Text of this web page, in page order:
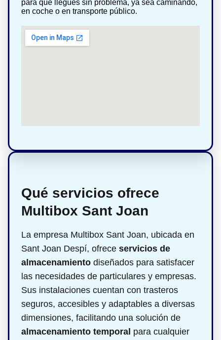
para que llegues sin problema, ya sea caminando,
en coche o en transporte público.
Qué servicios ofrece
Multibox Sant Joan
La empresa Multibox Sant Joan, ubicada en
Sant Joan Despí, ofrece servicios de
almacenamiento diseñados para satisfacer
las necesidades de particulares y empresas.
Sus instalaciones cuentan con trasteros
seguros, accesibles y adaptables a diversas
dimensiones, facilitando una solución de
almacenamiento temporal para cualquier